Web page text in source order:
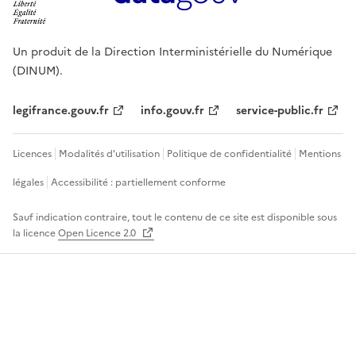
Un produit de la Direction Interministérielle du Numérique
(DINUM).
legifrance.gouv.fr info.gouv.fr service-public.fr
Licences Modalités d'utilisation Politique de confidentialité Mentions
légales Accessibilité : partiellement conforme
Sauf indication contraire, tout le contenu de ce site est disponible sous
la licenceOpen Licence 2.0